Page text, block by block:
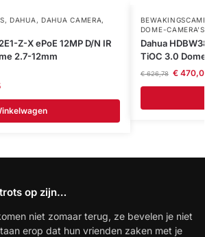
, DAHUA , DAHUA CAMERA,
Z-X ePoE 12MP D/N IR
2.7-12mm
DOME-CAMERA’S
Dahua
TiOC 3.0
€626,78 €
op zijn…
niet zomaar terug, ze bevelen je niet
erop dat hun vrienden zaken met je